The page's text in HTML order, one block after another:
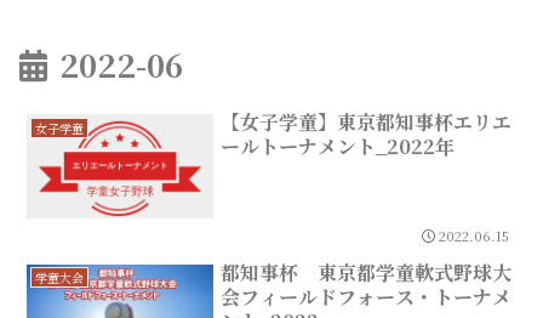
2022-06
女子学童
【女子学童】東京都知事杯エリエ
ールトーナメント_2022年
2022.06.15
学童大会
都知事杯 東京都学童軟式野球大
会フィールドフォース・トーナメ